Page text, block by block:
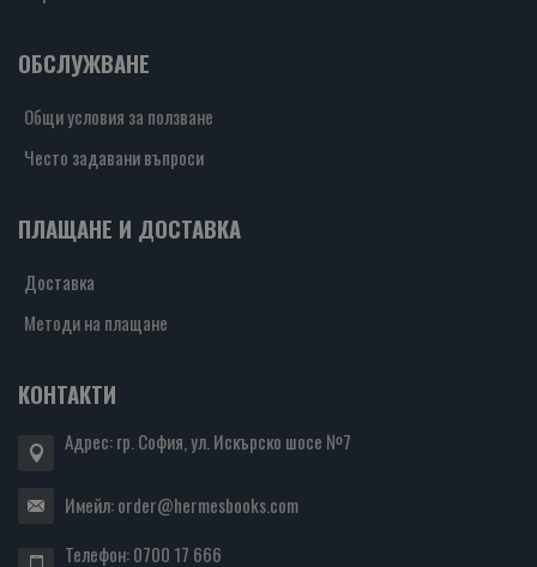
ОБСЛУЖВАНЕ
Общи условия за ползване
Често задавани въпроси
ПЛАЩАНЕ И ДОСТАВКА
Доставка
Методи на плащане
КОНТАКТИ
Адрес: гр. София, ул. Искърско шосе №7
Имейл:order@hermesbooks.com
Телефон:0700 17 666